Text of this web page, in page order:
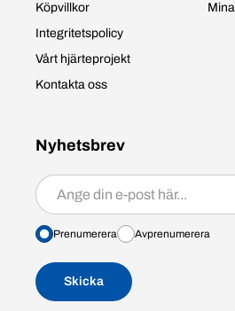
Köpvillkor
Integritetspolicy
Vårt hjärteprojekt
Kontakta oss
Nyhetsbrev
Prenumerera/avprenumerera
Prenumerera Avprenumerera
Skicka